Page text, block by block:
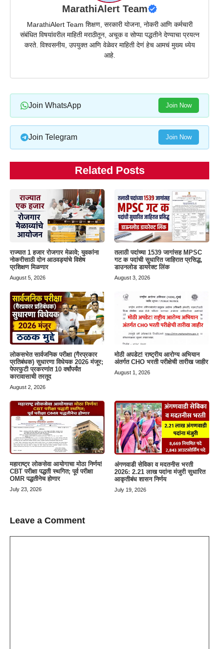
MarathiAlert Team
MarathiAlert Team शिक्षण, सरकारी योजना, नोकरी आणि कर्मचारी
संबंधित विषयांवरील माहिती मराठीतून, अचूक व सोप्या पद्धतीने देण्याचा प्रयत्न
करते. विश्वसनीय, उपयुक्त आणि वेळेवर माहिती देणं हेच आमचं मुख्य ध्येय
आहे.
Join WhatsApp Join Now
Join Telegram Join Now
Related Posts
राज्यात 1 हजार रोजगार मेळावे; युवकांना
नोकरीसाठी दोन आठवड्यांचे विशेष
प्रशिक्षण मिळणार
August 5, 2026
तलाठी पदांच्या 1539 जागांसह MPSC
गट क पदांची सुधारित जाहिरात प्रसिद्ध,
डाउनलोड डायरेक्ट लिंक
August 3, 2026
लोकसभेत सार्वजनिक परीक्षा (गैरप्रकार
प्रतिबंधक) सुधारणा विधेयक 2026 मंजूर;
पेपरफुटी प्रकरणांत 10 वर्षांपर्यंत
कारावासाची तरतूद
August 2, 2026
मोठी अपडेट! राष्ट्रीय आरोग्य अभियान
अंतर्गत CHO भरती परीक्षेची तारीख जाहीर
August 1, 2026
महाराष्ट्र लोकसेवा आयोगाचा मोठा निर्णय!
CBT परीक्षा पद्धती स्थगित; पूर्व परीक्षा
OMR पद्धतीनेच होणार
July 23, 2026
अंगणवाडी सेविका व मदतनीस भरती
2026: 2.21 लाख पदांना मंजुरी सुधारित
आकृतीबंध शासन निर्णय
July 19, 2026
Leave a Comment